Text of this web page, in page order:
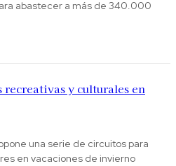
abastecer a más de 340.000
y culturales en
una serie de circuitos para
en vacaciones de invierno